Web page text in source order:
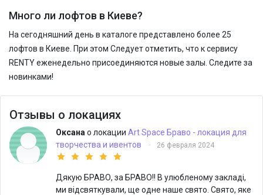
Много ли лофтов в Киеве?
На сегодняшний день в каталоге представлено более 25
лофтов в Киеве. При этом Следует отметить, что к сервису
RENTY еженедельно присоединяются новые залы. Следите за
новинками!
Отзывы о локациях
Оксана о локации Art Space Браво - локация для
творчества и ивентов
· 26 февраля 2024
Дякую БРАВО, за БРАВО!! В улюбленому закладі,
ми відсвяткували, ще одне наше свято. Свято, яке